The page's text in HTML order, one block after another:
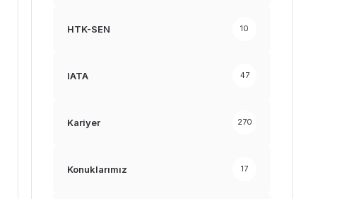
HTK-SEN 10
IATA 47
Kariyer 270
Konuklarımız 17